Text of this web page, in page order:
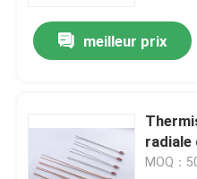
meilleur prix
radiale
MOQ：